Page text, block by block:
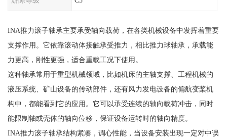
INA推力滚子轴承主要承受轴向载荷，在各类机械设备中发挥着重要
支撑作用。它依靠滚动体接触承受推力，相比推力球轴承，承载能
力更高，刚性更强，适合重载工况下使用。
这种轴承常用于重型机械领域，比如机床的主轴支撑、工程机械的
液压系统、矿山设备的传动部件，还有风力发电设备的偏航变桨机
构中，都能看到它的应用。它可以承受连续的轴向载荷冲击，同时
能限制轴或壳体的轴向位移，保证设备运转时的轴向精度。
INA推力滚子轴承结构紧凑，调心性能，当设备安装出现一定对中误